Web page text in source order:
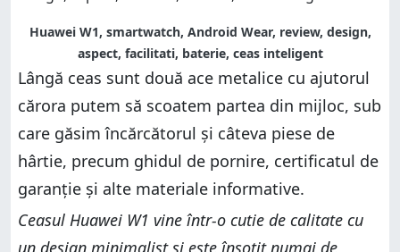
Huawei W1, smartwatch, Android Wear, review, design,
aspect, facilitati, baterie, ceas inteligent
Lângă ceas sunt două ace metalice cu ajutorul
cărora putem să scoatem partea din mijloc, sub
care găsim încărcătorul și câteva piese de
hârtie, precum ghidul de pornire, certificatul de
garanție și alte materiale informative.
Ceasul Huawei W1 vine într-o cutie de calitate cu